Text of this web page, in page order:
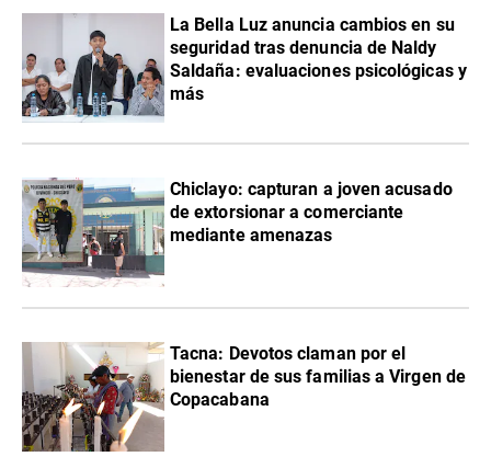
La Bella Luz anuncia cambios en su
seguridad tras denuncia de Naldy
Saldaña: evaluaciones psicológicas y
más
Chiclayo: capturan a joven acusado
de extorsionar a comerciante
mediante amenazas
Tacna: Devotos claman por el
bienestar de sus familias a Virgen de
Copacabana